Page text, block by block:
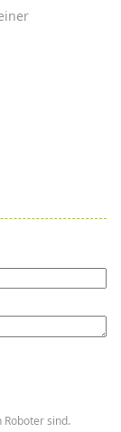
Roboter sind.